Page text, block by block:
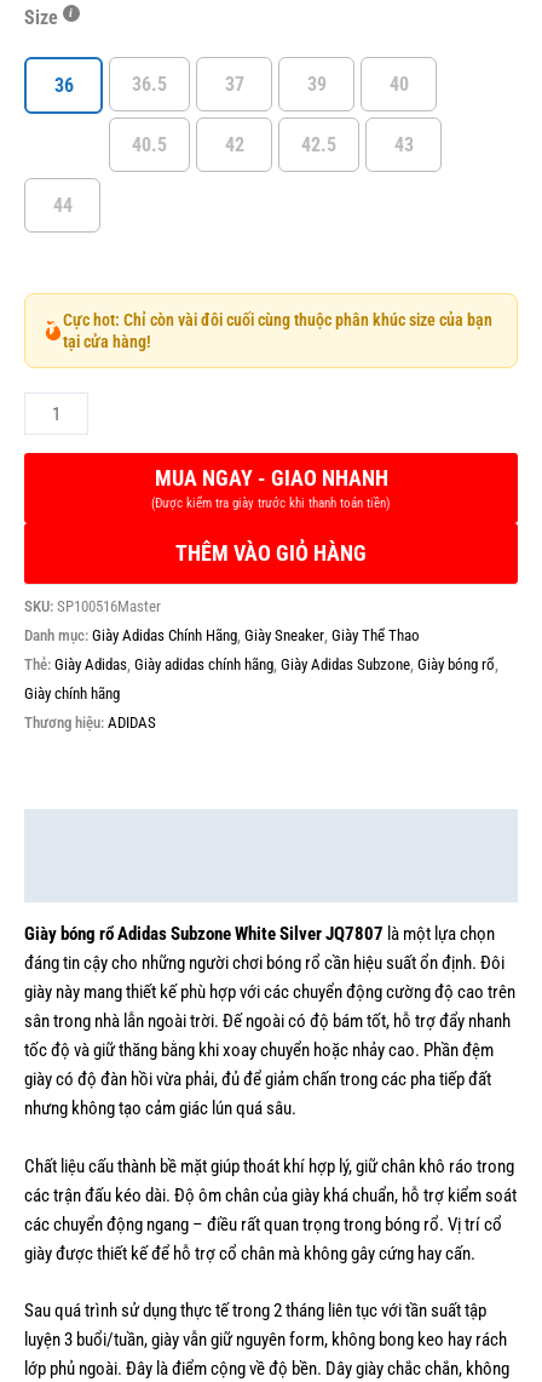
Size
36 36.5 37 39 40
40.5 42 42.5 43
44
Cực hot: Chỉ còn vài đôi cuối cùng thuộc phân khúc size của bạn
tại cửa hàng!
THÊM VÀO GIỎ HÀNG
SKU: SP100516Master
Danh mục: Giày Adidas Chính Hãng, Giày Sneaker, Giày Thể Thao
Thẻ: Giày Adidas, Giày adidas chính hãng, Giày Adidas Subzone, Giày bóng rổ,
Giày chính hãng
Thương hiệu: ADIDAS
Giày bóng rổ Adidas Subzone White Silver JQ7807 là một lựa chọn
đáng tin cậy cho những người chơi bóng rổ cần hiệu suất ổn định. Đôi
giày này mang thiết kế phù hợp với các chuyển động cường độ cao trên
sân trong nhà lẫn ngoài trời. Đế ngoài có độ bám tốt, hỗ trợ đẩy nhanh
tốc độ và giữ thăng bằng khi xoay chuyển hoặc nhảy cao. Phần đệm
giày có độ đàn hồi vừa phải, đủ để giảm chấn trong các pha tiếp đất
nhưng không tạo cảm giác lún quá sâu.
Chất liệu cấu thành bề mặt giúp thoát khí hợp lý, giữ chân khô ráo trong
các trận đấu kéo dài. Độ ôm chân của giày khá chuẩn, hỗ trợ kiểm soát
các chuyển động ngang – điều rất quan trọng trong bóng rổ. Vị trí cổ
giày được thiết kế để hỗ trợ cổ chân mà không gây cứng hay cấn.
Sau quá trình sử dụng thực tế trong 2 tháng liên tục với tần suất tập
luyện 3 buổi/tuần, giày vẫn giữ nguyên form, không bong keo hay rách
lớp phủ ngoài. Đây là điểm cộng về độ bền. Dây giày chắc chắn, không